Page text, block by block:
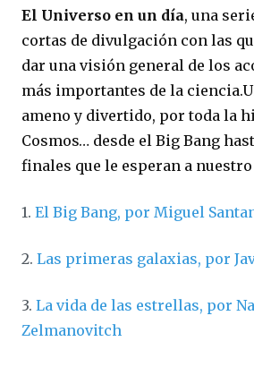
El Universo en un día, una
cortas de divulgación con las
dar una visión general de los
más importantes de la
ameno y divertido, por toda la
Cosmos… desde el Big Bang
finales que le esperan a
1. El Big Bang, por Miguel
2. Las primeras galaxias, por
3. La vida de las estrellas, por
Zelmanovitch